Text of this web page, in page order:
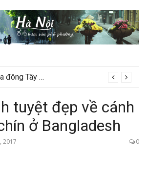
Ẩm thực mùa đông Tây Bắc có gì đặc biệt
tuyệt đẹp về cánh
ở Bangladesh
2017 0